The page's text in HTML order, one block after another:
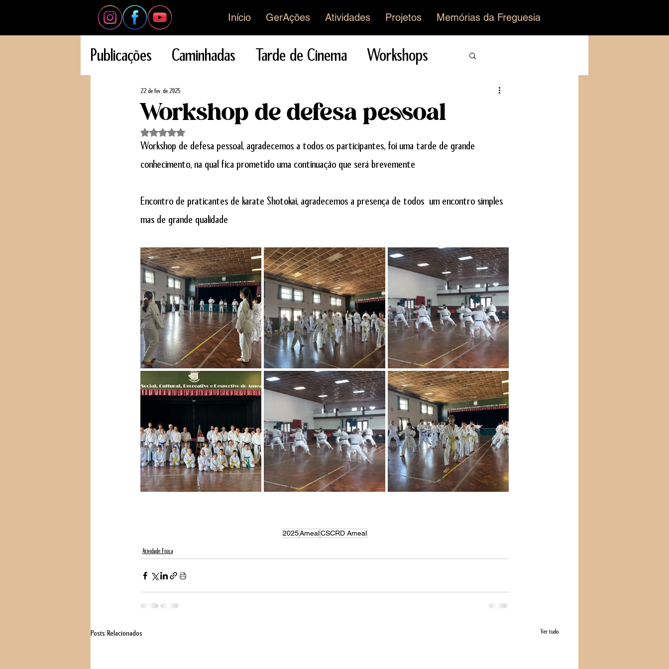
Início GerAções Atividades Projetos Memórias da Freguesia
Publicações Caminhadas Tarde de Cinema
Workshops
GerAções de noivas
Orçamento Participativo
Musica
Atividade Fisica Exposições
Festivais
Comunidade
Eventos Entrevistas
Workshop de defesa pessoal
22 de fev. de 2025
Avaliado com NaN de 5 estrelas.
Workshop de defesa pessoal, agradecemos a todos os participantes, foi uma tarde de grande
conhecimento, na qual fica prometido uma continuação que será brevemente
Encontro de praticantes de karate Shotokai, agradecemos a presença de todos  um encontro simples
mas de grande qualidade
2025AmealCSCRD Ameal
Atividade Fisica
Posts Relacionados Ver tudo